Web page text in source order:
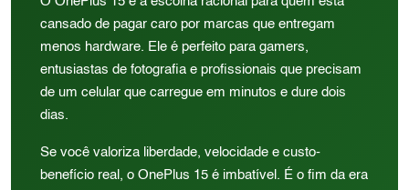
cansado de pagar caro por marcas que entregam
menos hardware. Ele é perfeito para gamers,
entusiastas de fotografia e profissionais que precisam
de um celular que carregue em minutos e dure dois
dias.
Se você valoriza liberdade, velocidade e custo-
benefício real, o OnePlus 15 é imbatível. É o fim da era